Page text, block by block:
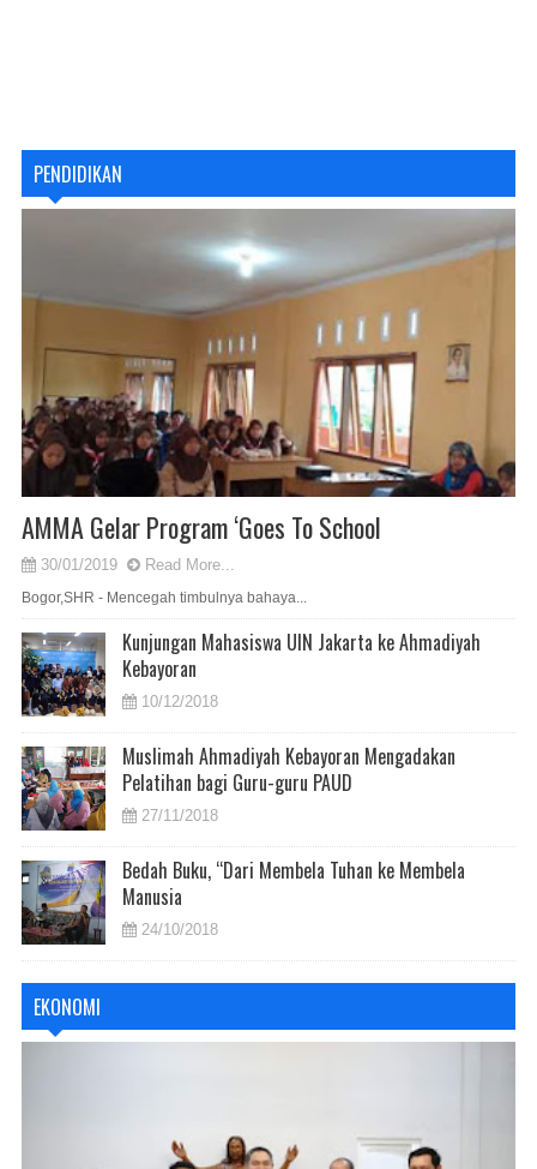
PENDIDIKAN
AMMA Gelar Program ‘Goes To School
30/01/2019 Read More...
Bogor,SHR - Mencegah timbulnya bahaya...
Kunjungan Mahasiswa UIN Jakarta ke Ahmadiyah
Kebayoran
10/12/2018
Muslimah Ahmadiyah Kebayoran Mengadakan
Pelatihan bagi Guru-guru PAUD
27/11/2018
Bedah Buku, “Dari Membela Tuhan ke Membela
Manusia
24/10/2018
EKONOMI